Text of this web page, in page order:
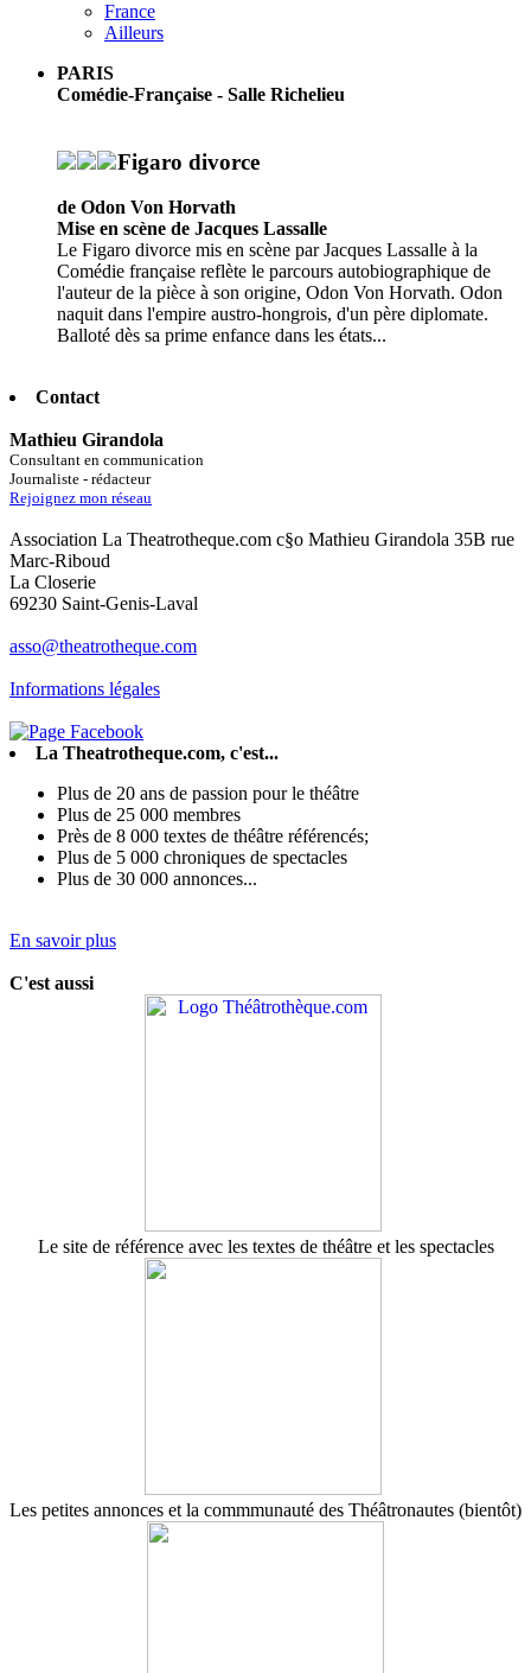
France
Ailleurs
PARIS
Comédie-Française - Salle Richelieu
Figaro divorce
de Odon Von Horvath
Mise en scène de Jacques Lassalle
Le Figaro divorce mis en scène par Jacques Lassalle à la
Comédie française reflète le parcours autobiographique de
l'auteur de la pièce à son origine, Odon Von Horvath. Odon
naquit dans l'empire austro-hongrois, d'un père diplomate.
Balloté dès sa prime enfance dans les états...
Contact
Mathieu Girandola
Consultant en communication
Journaliste - rédacteur
Rejoignez mon réseau
Association La Theatrotheque.com c§o Mathieu Girandola 35B rue
Marc-Riboud
La Closerie
69230 Saint-Genis-Laval
asso@theatrotheque.com
Informations légales
La Theatrotheque.com, c'est...
Plus de 20 ans de passion pour le théâtre
Plus de 25 000 membres
Près de 8 000 textes de théâtre référencés;
Plus de 5 000 chroniques de spectacles
Plus de 30 000 annonces...
En savoir plus
C'est aussi
Le site de référence avec les textes de théâtre et les spectacles
Les petites annonces et la commmunauté des Théâtronautes (bientôt)